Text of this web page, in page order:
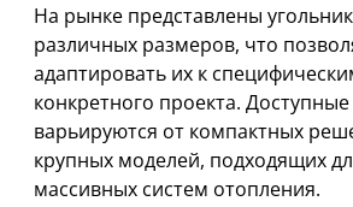
На рынке представлены
различных размеров, что
адаптировать их к
конкретного проекта.
варьируются от компактных
крупных моделей, подходящих
массивных систем отопления.